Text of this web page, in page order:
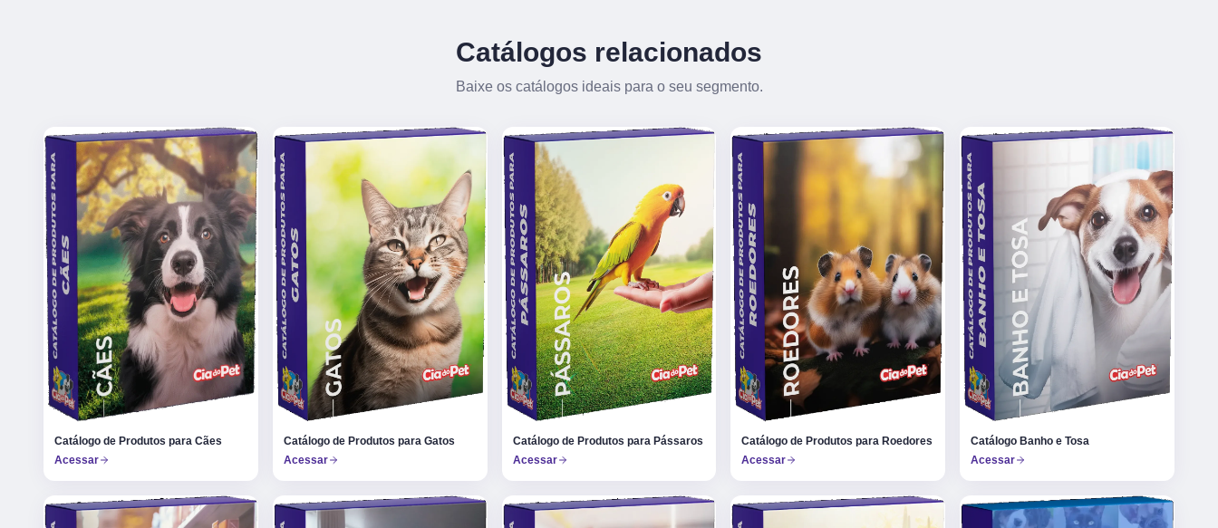
Catálogos relacionados
Baixe os catálogos ideais para o seu segmento.
Catálogo de Produtos para Cães
Acessar
Catálogo de Produtos para Gatos
Acessar
Catálogo de Produtos para Pássaros
Acessar
Catálogo de Produtos para Roedores
Acessar
Catálogo Banho e Tosa
Acessar